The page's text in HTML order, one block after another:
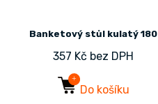
Banketový stůl kulatý 180
357 Kč bez DPH
Do košíku